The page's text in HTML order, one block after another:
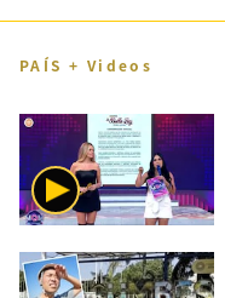
PAÍS + Videos